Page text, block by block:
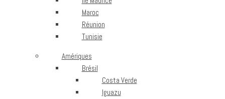
Maroc
Réunion
Tunisie
Amériques
Brésil
Costa Verde
Iguazu